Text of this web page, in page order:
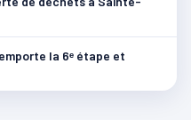
la 6ᵉ étape et